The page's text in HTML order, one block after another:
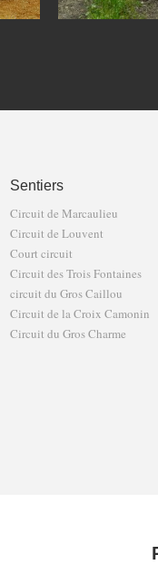
Sentiers
Circuit de Marcaulieu
Circuit de Louvent
Court circuit
Circuit des Trois Fontaines
circuit du Gros Caillou
Circuit de la Croix Camonin
Circuit du Gros Charme